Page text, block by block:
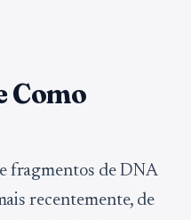
Como
fragmentos de DNA
recentemente, de